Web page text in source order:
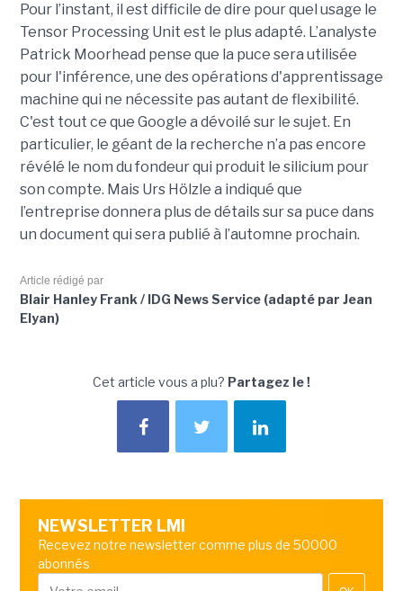
Pour l’instant, il est difficile de dire pour quel usage le
Tensor Processing Unit est le plus adapté. L’analyste
Patrick Moorhead pense que la puce sera utilisée
pour l'inférence, une des opérations d'apprentissage
machine qui ne nécessite pas autant de flexibilité.
C'est tout ce que Google a dévoilé sur le sujet. En
particulier, le géant de la recherche n’a pas encore
révélé le nom du fondeur qui produit le silicium pour
son compte. Mais Urs Hölzle a indiqué que
l’entreprise donnera plus de détails sur sa puce dans
un document qui sera publié à l’automne prochain.
Article rédigé par
Blair Hanley Frank / IDG News Service (adapté par Jean
Elyan)
Cet article vous a plu? Partagez le !
NEWSLETTER LMI
Recevez notre newsletter comme plus de 50000
abonnés